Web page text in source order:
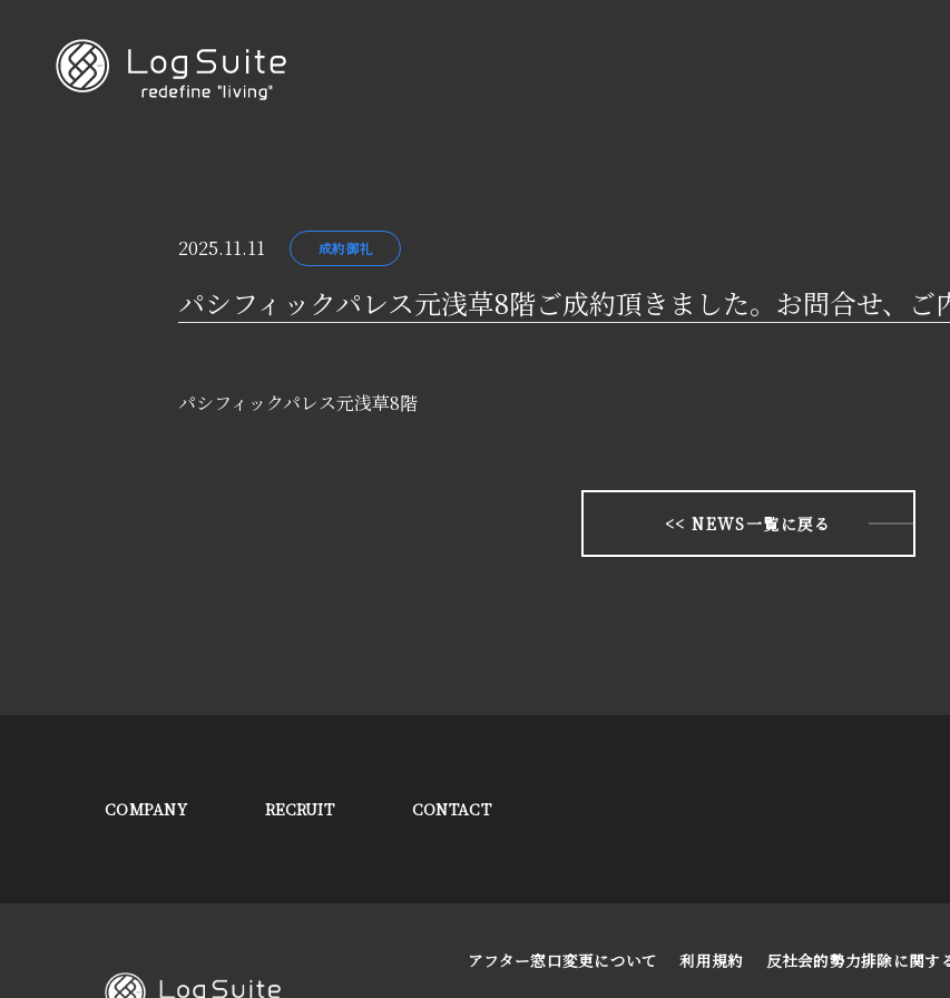
2025.11.11 成約御礼
パシフィックパレス元浅草8階ご成約頂きました。お問合せ、ご
パシフィックパレス元浅草8階
<< NEWS一覧に戻る
COMPANY RECRUIT CONTACT
アフター窓口変更について 利用規約 反社会的勢力排除に関す